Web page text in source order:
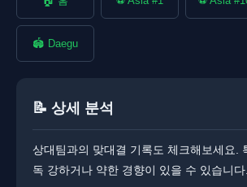
🏟️ Daegu
📝 상세 분석
상대팀과의 맞대결 기록도 체크해보세요.
독 강하거나 약한 경향이 있을 수 있습니다.